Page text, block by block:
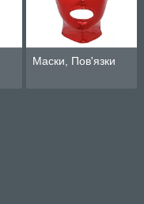
Маски, Пов'язки